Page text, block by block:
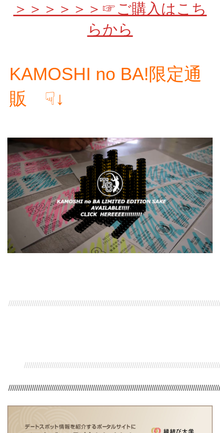
＞＞＞＞＞＞☞ご購入はこち
らから
KAMOSHI no BA!限定通
販 ☟↓